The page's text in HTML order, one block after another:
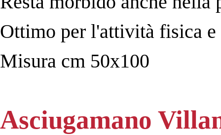
Ottimo per l'attività fisica e
Misura cm 50x100
Asciugamano